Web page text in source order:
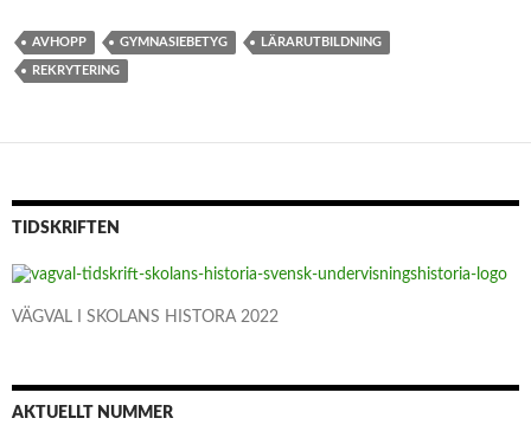
AVHOPP GYMNASIEBETYG LÄRARUTBILDNING
REKRYTERING
TIDSKRIFTEN
VÄGVAL I SKOLANS HISTORA 2022
AKTUELLT NUMMER